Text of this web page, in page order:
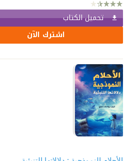
تحميل الكتاب
اشترك الآن